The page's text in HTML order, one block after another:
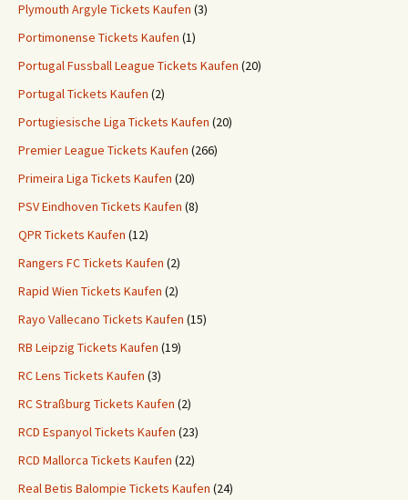
Plymouth Argyle Tickets Kaufen (3)
Portimonense Tickets Kaufen (1)
Portugal Fussball League Tickets Kaufen (20)
Portugal Tickets Kaufen (2)
Portugiesische Liga Tickets Kaufen (20)
Premier League Tickets Kaufen (266)
Primeira Liga Tickets Kaufen (20)
PSV Eindhoven Tickets Kaufen (8)
QPR Tickets Kaufen (12)
Rangers FC Tickets Kaufen (2)
Rapid Wien Tickets Kaufen (2)
Rayo Vallecano Tickets Kaufen (15)
RB Leipzig Tickets Kaufen (19)
RC Lens Tickets Kaufen (3)
RC Straßburg Tickets Kaufen (2)
RCD Espanyol Tickets Kaufen (23)
RCD Mallorca Tickets Kaufen (22)
Real Betis Balompie Tickets Kaufen (24)